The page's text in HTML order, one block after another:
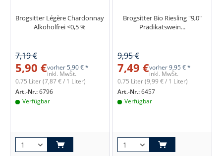
Brogsitter Légère Chardonnay
Alkoholfrei <0,5 %
7,19 €
5,90 €vorher5,90 € *
inkl. MwSt.
0.75 Liter(7,87 € / 1 Liter)
Art.-Nr.:6796
Verfügbar
Brogsitter Bio Riesling "9,0"
Prädikatswein...
9,95 €
7,49 €vorher9,95 € *
inkl. MwSt.
0.75 Liter(9,99 € / 1 Liter)
Art.-Nr.:6457
Verfügbar